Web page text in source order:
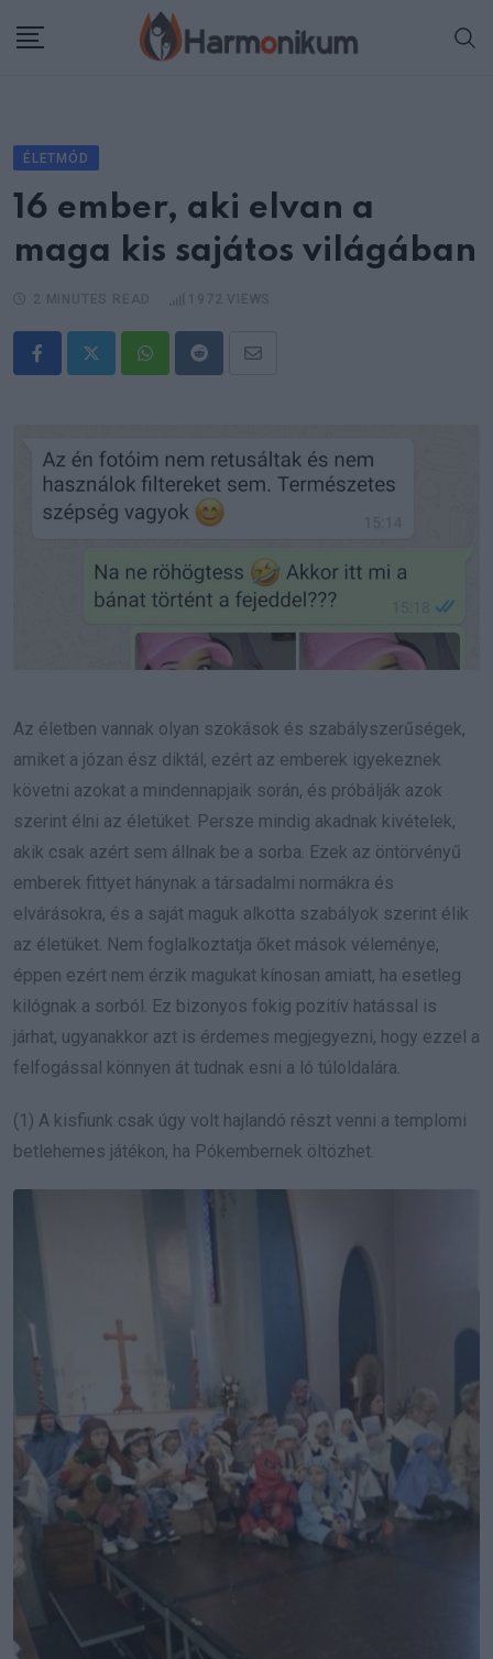
ÉLETMÓD
16 ember, aki elvan a
maga kis sajátos világában
WhatsappRedditShare
Az életben vannak olyan szokások és szabályszerűségek,
amiket a józan ész diktál, ezért az emberek igyekeznek
követni azokat a mindennapjaik során, és próbálják azok
szerint élni az életüket. Persze mindig akadnak kivételek,
akik csak azért sem állnak be a sorba. Ezek az öntörvényű
emberek fittyet hánynak a társadalmi normákra és
elvárásokra, és a saját maguk alkotta szabályok szerint élik
az életüket. Nem foglalkoztatja őket mások véleménye,
éppen ezért nem érzik magukat kínosan amiatt, ha esetleg
kilógnak a sorból. Ez bizonyos fokig pozitív hatással is
járhat, ugyanakkor azt is érdemes megjegyezni, hogy ezzel a
felfogással könnyen át tudnak esni a ló túloldalára.
(1) A kisfiunk csak úgy volt hajlandó részt venni a templomi
betlehemes játékon, ha Pókembernek öltözhet.